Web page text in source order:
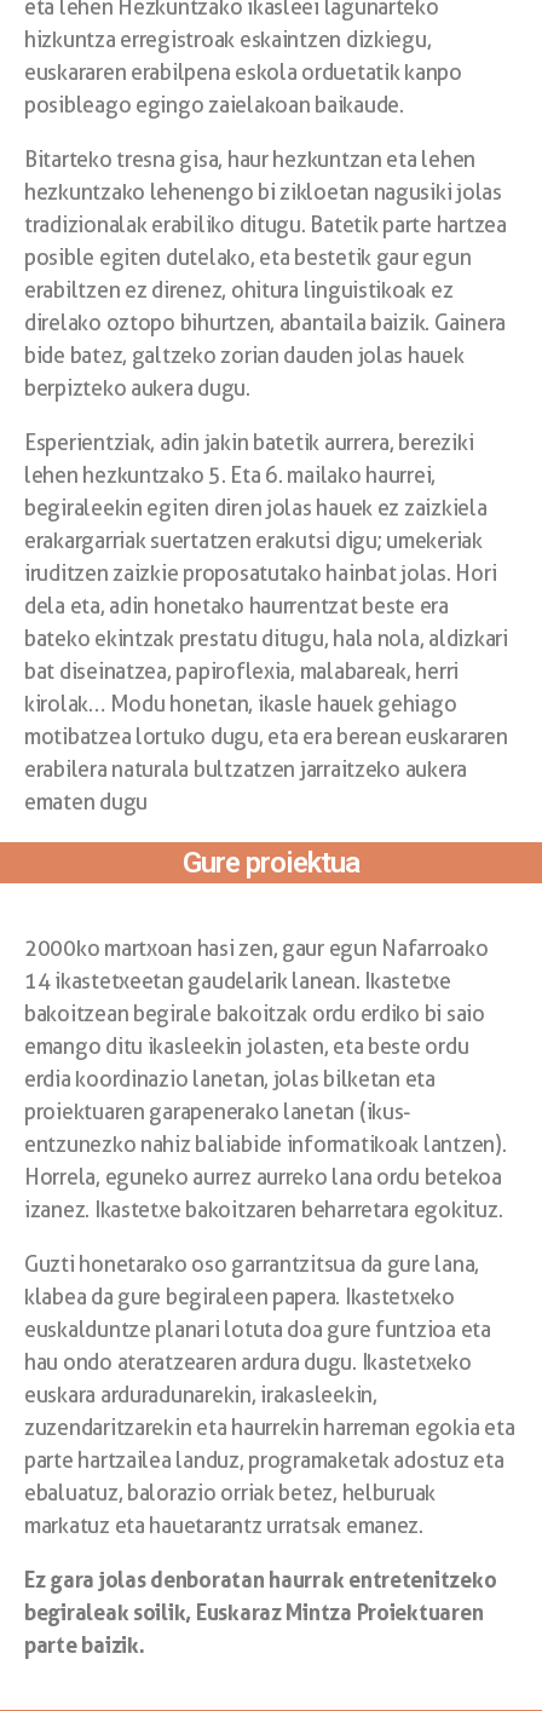
eta lehen Hezkuntzako ikasleei lagunarteko
hizkuntza erregistroak eskaintzen dizkiegu,
euskararen erabilpena eskola orduetatik kanpo
posibleago egingo zaielakoan baikaude.
Bitarteko tresna gisa, haur hezkuntzan eta lehen
hezkuntzako lehenengo bi zikloetan nagusiki jolas
tradizionalak erabiliko ditugu. Batetik parte hartzea
posible egiten dutelako, eta bestetik gaur egun
erabiltzen ez direnez, ohitura linguistikoak ez
direlako oztopo bihurtzen, abantaila baizik. Gainera
bide batez, galtzeko zorian dauden jolas hauek
berpizteko aukera dugu.
Esperientziak, adin jakin batetik aurrera, bereziki
lehen hezkuntzako 5. Eta 6. mailako haurrei,
begiraleekin egiten diren jolas hauek ez zaizkiela
erakargarriak suertatzen erakutsi digu; umekeriak
iruditzen zaizkie proposatutako hainbat jolas. Hori
dela eta, adin honetako haurrentzat beste era
bateko ekintzak prestatu ditugu, hala nola, aldizkari
bat diseinatzea, papiroflexia, malabareak, herri
kirolak… Modu honetan, ikasle hauek gehiago
motibatzea lortuko dugu, eta era berean euskararen
erabilera naturala bultzatzen jarraitzeko aukera
ematen dugu
Gure proiektua
2000ko martxoan hasi zen, gaur egun Nafarroako
14 ikastetxeetan gaudelarik lanean. Ikastetxe
bakoitzean begirale bakoitzak ordu erdiko bi saio
emango ditu ikasleekin jolasten, eta beste ordu
erdia koordinazio lanetan, jolas bilketan eta
proiektuaren garapenerako lanetan (ikus-
entzunezko nahiz baliabide informatikoak lantzen).
Horrela, eguneko aurrez aurreko lana ordu betekoa
izanez. Ikastetxe bakoitzaren beharretara egokituz.
Guzti honetarako oso garrantzitsua da gure lana,
klabea da gure begiraleen papera. Ikastetxeko
euskalduntze planari lotuta doa gure funtzioa eta
hau ondo ateratzearen ardura dugu. Ikastetxeko
euskara arduradunarekin, irakasleekin,
zuzendaritzarekin eta haurrekin harreman egokia eta
parte hartzailea landuz, programaketak adostuz eta
ebaluatuz, balorazio orriak betez, helburuak
markatuz eta hauetarantz urratsak emanez.
Ez gara jolas denboratan haurrak entretenitzeko
begiraleak soilik, Euskaraz Mintza Proiektuaren
parte baizik.